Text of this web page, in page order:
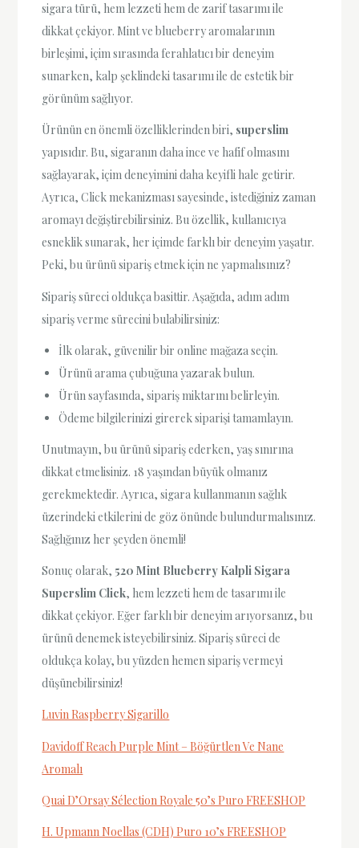
sigara türü, hem lezzeti hem de zarif tasarımı ile
dikkat çekiyor. Mint ve blueberry aromalarının
birleşimi, içim sırasında ferahlatıcı bir deneyim
sunarken, kalp şeklindeki tasarımı ile de estetik bir
görünüm sağlıyor.
Ürünün en önemli özelliklerinden biri, superslim
yapısıdır. Bu, sigaranın daha ince ve hafif olmasını
sağlayarak, içim deneyimini daha keyifli hale getirir.
Ayrıca, Click mekanizması sayesinde, istediğiniz zaman
aromayı değiştirebilirsiniz. Bu özellik, kullanıcıya
esneklik sunarak, her içimde farklı bir deneyim yaşatır.
Peki, bu ürünü sipariş etmek için ne yapmalısınız?
Sipariş süreci oldukça basittir. Aşağıda, adım adım
sipariş verme sürecini bulabilirsiniz:
İlk olarak, güvenilir bir online mağaza seçin.
Ürünü arama çubuğuna yazarak bulun.
Ürün sayfasında, sipariş miktarını belirleyin.
Ödeme bilgilerinizi girerek siparişi tamamlayın.
Unutmayın, bu ürünü sipariş ederken, yaş sınırına
dikkat etmelisiniz. 18 yaşından büyük olmanız
gerekmektedir. Ayrıca, sigara kullanmanın sağlık
üzerindeki etkilerini de göz önünde bulundurmalısınız.
Sağlığınız her şeyden önemli!
Sonuç olarak, 520 Mint Blueberry Kalpli Sigara
Superslim Click, hem lezzeti hem de tasarımı ile
dikkat çekiyor. Eğer farklı bir deneyim arıyorsanız, bu
ürünü denemek isteyebilirsiniz. Sipariş süreci de
oldukça kolay, bu yüzden hemen sipariş vermeyi
düşünebilirsiniz!
Luvin Raspberry Sigarillo
Davidoff Reach Purple Mint – Böğürtlen Ve Nane
Aromalı
Quai D’Orsay Sélection Royale 50’s Puro FREESHOP
H. Upmann Noellas (CDH) Puro 10’s FREESHOP